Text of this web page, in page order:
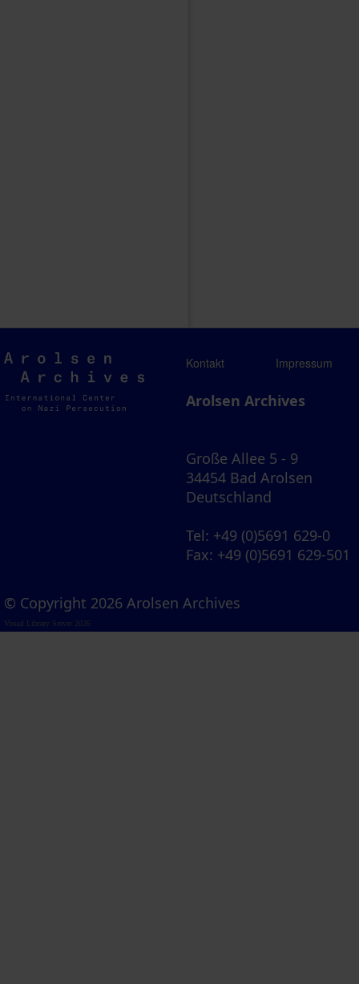
Arolsen
Archives
Kontakt Impressum
Arolsen Archives
Große Allee 5 - 9
34454 Bad Arolsen
Deutschland
Tel: +49 (0)5691 629-0
Fax: +49 (0)5691 629-501
© Copyright 2026 Arolsen Archives
Visual Library Server 2026